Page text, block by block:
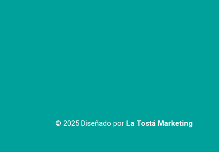
© 2025 Diseñado por La Tostá Marketing